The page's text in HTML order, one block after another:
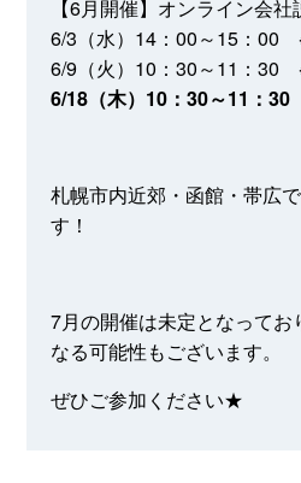
【6月開催】オンライン会
6/3（水）14：00～15：00
6/9（火）10：30～11：30
6/18（木）10：30～11：30
札幌市内近郊・函館・帯広
す！
7月の開催は未定となって
なる可能性もございます。
ぜひご参加ください★